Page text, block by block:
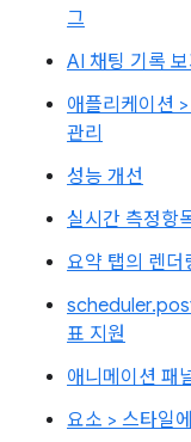
그
AI 채팅 기록 보
애플리케이션
관리
성능 개선
실시간 측정항
요약 탭의 렌더
표 지원
애니메이션 패
요소 > 스타일